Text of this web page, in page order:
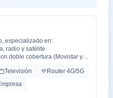
especializado en:
radio y satélite.
doble cobertura (Movistar y
proceso).
Televisión
Router 4G/5G